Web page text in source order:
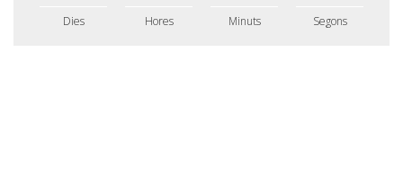
Dies Hores Minuts Segons